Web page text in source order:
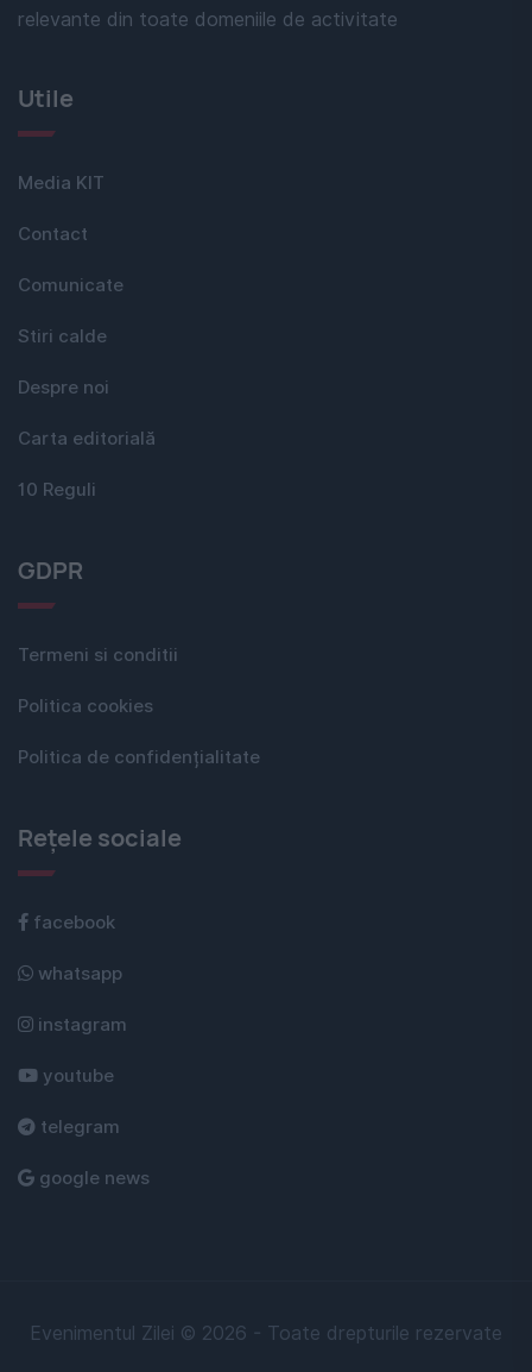
relevante din toate domeniile de activitate
Utile
Media KIT
Contact
Comunicate
Stiri calde
Despre noi
Carta editorială
10 Reguli
GDPR
Termeni si conditii
Politica cookies
Politica de confidențialitate
Rețele sociale
facebook
whatsapp
instagram
youtube
telegram
google news
Evenimentul Zilei © 2026 - Toate drepturile rezervate